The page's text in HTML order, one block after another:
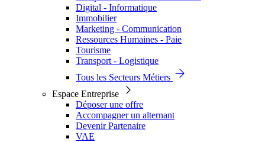
Digital - Informatique
Immobilier
Marketing - Communication
Ressources Humaines - Paie
Tourisme
Transport - Logistique
Tous les Secteurs Métiers
Espace Entreprise
Déposer une offre
Accompagner un alternant
Devenir Partenaire
VAE